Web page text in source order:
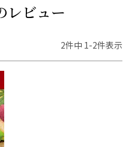
レビュー
2件中 1 -2件表示